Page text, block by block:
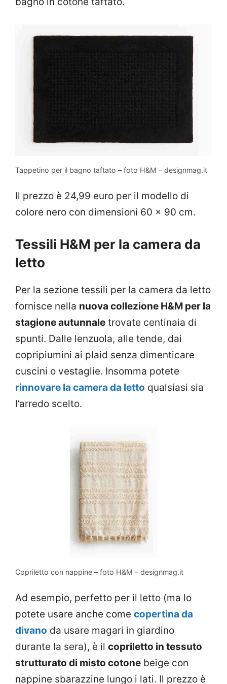
Tappetino per il bagno taftato – foto H&M – designmag.it
Il prezzo è 24,99 euro per il modello di
colore nero con dimensioni 60 x 90 cm.
Tessili H&M per la camera da
letto
Per la sezione tessili per la camera da letto
fornisce nella nuova collezione H&M per la
stagione autunnale trovate centinaia di
spunti. Dalle lenzuola, alle tende, dai
copripiumini ai plaid senza dimenticare
cuscini o vestaglie. Insomma potete
rinnovare la camera da letto qualsiasi sia
l’arredo scelto.
Copriletto con nappine – foto H&M – designmag.it
Ad esempio, perfetto per il letto (ma lo
potete usare anche come copertina da
divano da usare magari in giardino
durante la sera), è il copriletto in tessuto
strutturato di misto cotone beige con
nappine sbarazzine lungo i lati. Il prezzo è